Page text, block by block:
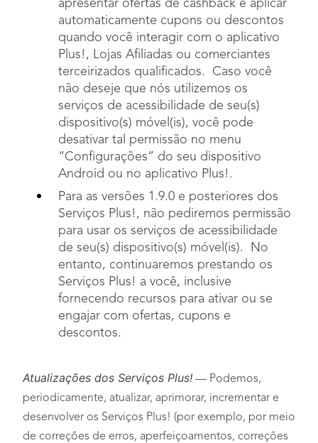
apresentar ofertas de cashback e aplicar
automaticamente cupons ou descontos
quando você interagir com o aplicativo
Plus!, Lojas Afiliadas ou comerciantes
terceirizados qualificados. Caso você
não deseje que nós utilizemos os
serviços de acessibilidade de seu(s)
dispositivo(s) móvel(is), você pode
desativar tal permissão no menu
“Configurações” do seu dispositivo
Android ou no aplicativo Plus!.
Para as versões 1.9.0 e posteriores dos
Serviços Plus!, não pediremos permissão
para usar os serviços de acessibilidade
de seu(s) dispositivo(s) móvel(is). No
entanto, continuaremos prestando os
Serviços Plus! a você, inclusive
fornecendo recursos para ativar ou se
engajar com ofertas, cupons e
descontos.
Atualizações dos Serviços Plus! — Podemos,
periodicamente, atualizar, aprimorar, incrementar e
desenvolver os Serviços Plus! (por exemplo, por meio
de correções de erros, aperfeiçoamentos, correções